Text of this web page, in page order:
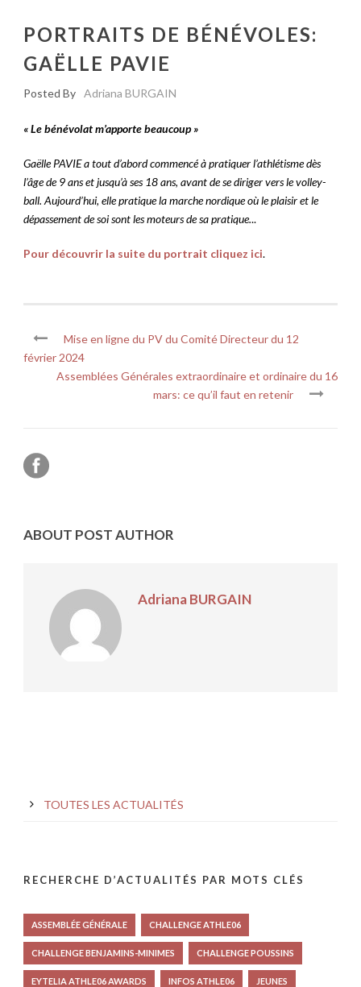
PORTRAITS DE BÉNÉVOLES:
GAËLLE PAVIE
Posted By Adriana BURGAIN
« Le bénévolat m’apporte beaucoup »
Gaëlle PAVIE a tout d’abord commencé à pratiquer l’athlétisme dès
l’âge de 9 ans et jusqu’à ses 18 ans, avant de se diriger vers le volley-
ball. Aujourd’hui, elle pratique la marche nordique où le plaisir et le
dépassement de soi sont les moteurs de sa pratique...
Pour découvrir la suite du portrait cliquez ici.
Mise en ligne du PV du Comité Directeur du 12
février 2024
Assemblées Générales extraordinaire et ordinaire du 16
mars: ce qu’il faut en retenir
ABOUT POST AUTHOR
Adriana BURGAIN
TOUTES LES ACTUALITÉS
RECHERCHE D’ACTUALITÉS PAR MOTS CLÉS
ASSEMBLÉE GÉNÉRALE CHALLENGE ATHLE06
CHALLENGE BENJAMINS-MINIMES CHALLENGE POUSSINS
EYTELIA ATHLE06 AWARDS INFOS ATHLE06 JEUNES